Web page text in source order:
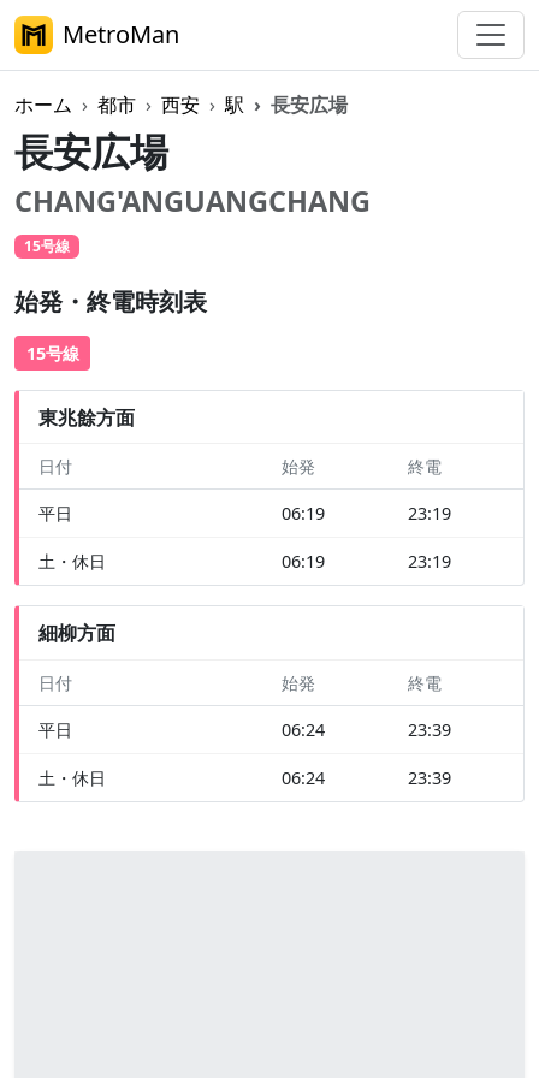
MetroMan
ホーム 都市 西安 駅 長安広場
長安広場
CHANG'ANGUANGCHANG
15号線
始発・終電時刻表
15号線
東兆餘方面
日付 始発 終電
平日 06:19 23:19
土・休日 06:19 23:19
細柳方面
日付 始発 終電
平日 06:24 23:39
土・休日 06:24 23:39